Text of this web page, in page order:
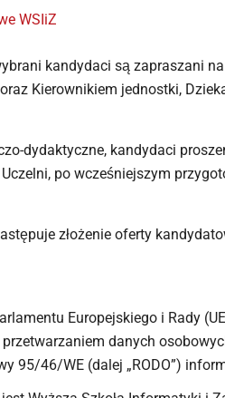
WSIiZ
kandydaci są zapraszani
Kierownikiem jednostki,
dydaktyczne, kandydaci
po wcześniejszym
złożenie oferty
Europejskiego i Rady
danych
95/46/WE (dalej „RODO”)